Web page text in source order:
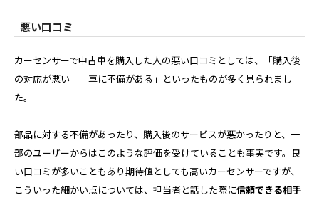
悪い口コミ
カーセンサーで中古車を購入した人の悪い口コミとしては、「購入後
の対応が悪い」「車に不備がある」といったものが多く見られまし
た。
部品に対する不備があったり、購入後のサービスが悪かったりと、一
部のユーザーからはこのような評価を受けていることも事実です。良
い口コミが多いこともあり期待値としても高いカーセンサーですが、
こういった細かい点については、担当者と話した際に信頼できる相手